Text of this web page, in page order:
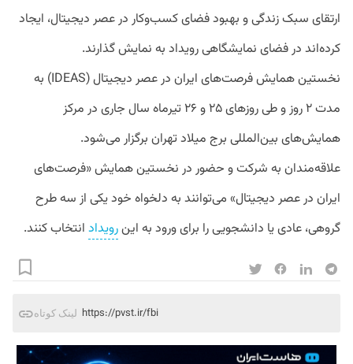
ارتقای سبک زندگی و بهبود فضای کسب‌و‌کار در عصر دیجیتال، ایجاد
کرده‌اند در فضای نمایشگاهی رویداد به نمایش گذارند.
نخستین همایش فرصت‌های ایران در عصر دیجیتال (IDEAS) به
مدت ۲ روز و طی روزهای ۲۵ و ۲۶ تیرماه سال جاری در مرکز
همایش‌های بین‌المللی برج میلاد تهران برگزار می‌شود.
علاقه‌مندان به شرکت و حضور در نخستین همایش «فرصت‌های
ایران در عصر دیجیتال» می‌توانند به دلخواه خود یکی از سه طرح
گروهی، عادی یا دانشجویی را برای ورود به اینرویداد انتخاب کنند.
لینک کوتاه https://pvst.ir/fbi